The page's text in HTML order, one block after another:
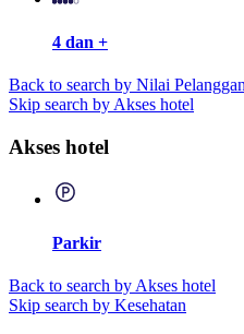
4 dan +
Back to search by Nilai Pelanggan
Skip search by Akses hotel
Akses hotel
Parkir
Back to search by Akses hotel
Skip search by Kesehatan